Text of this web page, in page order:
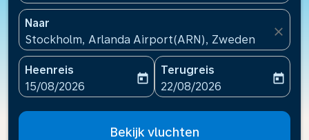
Naar
Stockholm, Arlanda Airport(ARN), Zweden
close
Heenreis
fc-booking-departure-date-aria-label
15/08/2026
today
Terugreis
fc-booking-return-date-
22/08/2026
today
Bekijk vluchten